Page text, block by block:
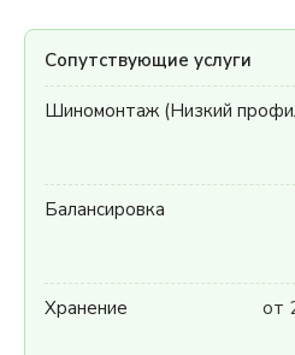
Сопутствующие услуги
Шиномонтаж (Низкий
Балансировка
Хранение от